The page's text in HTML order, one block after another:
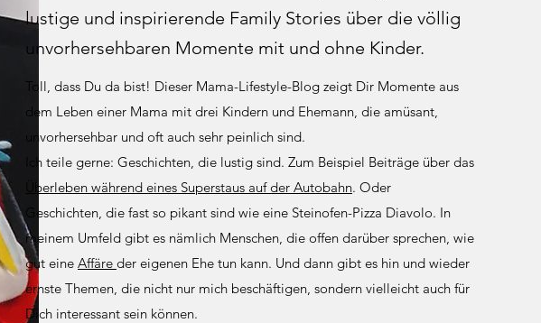
lustige und inspirierende Family Stories über die völlig
unvorhersehbaren Momente mit und ohne Kinder.
Toll, dass Du da bist! Dieser Mama-Lifestyle-Blog zeigt Dir Momente aus
dem Leben einer Mama mit drei Kindern und Ehemann, die amüsant,
unvorhersehbar und oft auch sehr peinlich sind.
Ich teile gerne: Geschichten, die lustig sind. Zum Beispiel Beiträge über das
Überleben während eines Superstaus auf der Autobahn. Oder
Geschichten, die fast so pikant sind wie eine Steinofen-Pizza Diavolo. In
meinem Umfeld gibt es nämlich Menschen, die offen darüber sprechen, wie
gut eine Affäre der eigenen Ehe tun kann. Und dann gibt es hin und wieder
ernste Themen, die nicht nur mich beschäftigen, sondern vielleicht auch für
Dich interessant sein können.